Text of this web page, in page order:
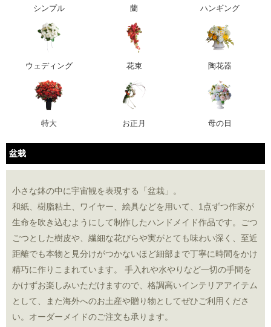
シンプル 蘭 ハンギング
ウェディング 花束 陶花器
特大 お正月 母の日
盆栽
小さな鉢の中に宇宙観を表現する「盆栽」。
和紙、樹脂粘土、ワイヤー、絵具などを用いて、1点ずつ作家が
生命を吹き込むようにして制作したハンドメイド作品です。ごつ
ごつとした樹皮や、繊細な花びらや実がとても味わい深く、至近
距離でも本物と見分けがつかないほど細部まで丁寧に時間をかけ
精巧に作りこまれています。 手入れや水やりなど一切の手間を
かけずお楽しみいただけますので、格調高いインテリアアイテム
として、また海外へのお土産や贈り物としてぜひご利用くださ
い。オーダーメイドのご注文も承ります。